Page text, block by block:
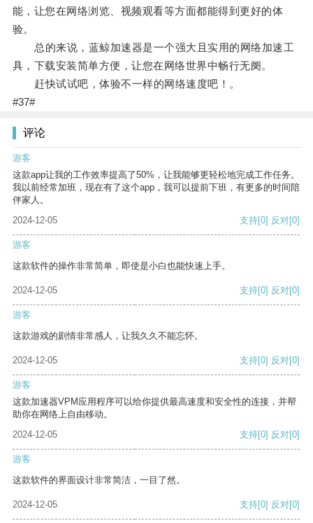
能，让您在网络浏览、视频观看等方面都能得到更好的体
验。
总的来说，蓝鲸加速器是一个强大且实用的网络加速工
具，下载安装简单方便，让您在网络世界中畅行无阌。
赶快试试吧，体验不一样的网络速度吧！。
#37#
评论
游客
这款app让我的工作效率提高了50%，让我能够更轻松地完成工作任务。
我以前经常加班，现在有了这个app，我可以提前下班，有更多的时间陪
伴家人。
2024-12-05
支持[0] 反对[0]
游客
这款软件的操作非常简单，即使是小白也能快速上手。
2024-12-05 支持[0] 反对[0]
游客
这款游戏的剧情非常感人，让我久久不能忘怀。
2024-12-05 支持[0] 反对[0]
游客
这款加速器VPM应用程序可以给你提供最高速度和安全性的连接，并帮
助你在网络上自由移动。
2024-12-05
支持[0] 反对[0]
游客
这款软件的界面设计非常简洁，一目了然。
2024-12-05 支持[0] 反对[0]